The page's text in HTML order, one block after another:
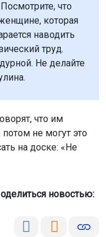
что
которая
наводить
труд.
Не делайте
что им
не могут это
на доске: «Не
новостью: